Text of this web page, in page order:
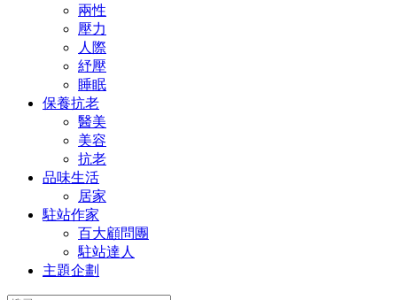
兩性
壓力
人際
紓壓
睡眠
保養抗老
醫美
美容
抗老
品味生活
居家
駐站作家
百大顧問團
駐站達人
主題企劃